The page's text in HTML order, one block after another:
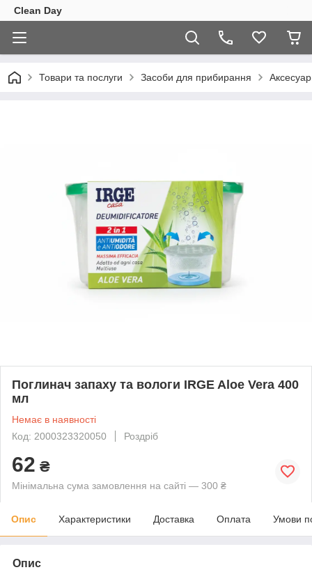
Clean Day
Товари та послуги Засоби для прибирання
Поглинач запаху та вологи IRGE Aloe Vera 400
мл
Немає в наявності
Код: 2000323320050
Роздріб
62 ₴
Мінімальна сума замовлення на сайті — 300 ₴
Опис Характеристики Доставка Оплата Умови
Опис